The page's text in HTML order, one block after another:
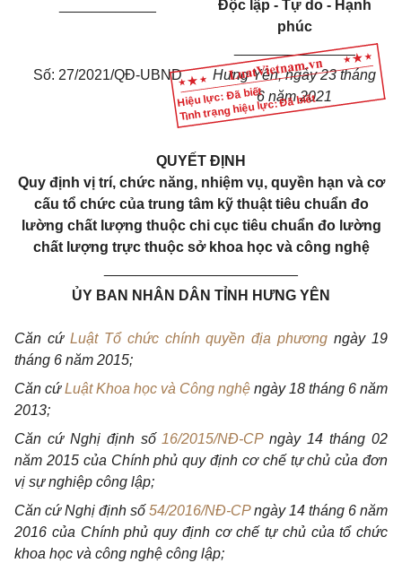
Hiệu lực: Đã biết
Tình trạng hiệu lực: Đã biết
Độc lập - Tự do - Hạnh
phúc
_______________
Số: 27/2021/QĐ-UBND
Hưng Yên, ngày 23 tháng
6 năm 2021
QUYẾT ĐỊNH
Quy định vị trí, chức năng, nhiệm vụ, quyền hạn và cơ
cấu tổ chức của trung tâm kỹ thuật tiêu chuẩn đo
lường chất lượng thuộc chi cục tiêu chuẩn đo lường
chất lượng trực thuộc sở khoa học và công nghệ
ỦY BAN NHÂN DÂN TỈNH HƯNG YÊN
Căn cứ Luật Tổ chức chính quyền địa phươngngày 19
tháng 6 năm 2015;
Căn cứLuật Khoa học và Công nghệ ngày 18 tháng 6 năm
2013;
Căn cứ Nghị định số 16/2015/NĐ-CPngày 14 tháng 02
năm 2015 của Chính phủ quy định cơ chế tự chủ của đơn
vị sự nghiệp công lập;
Căn cứ Nghị định số 54/2016/NĐ-CPngày 14 tháng 6 năm
2016 của Chính phủ quy định cơ chế tự chủ của tổ chức
khoa học và công nghệ công lập;